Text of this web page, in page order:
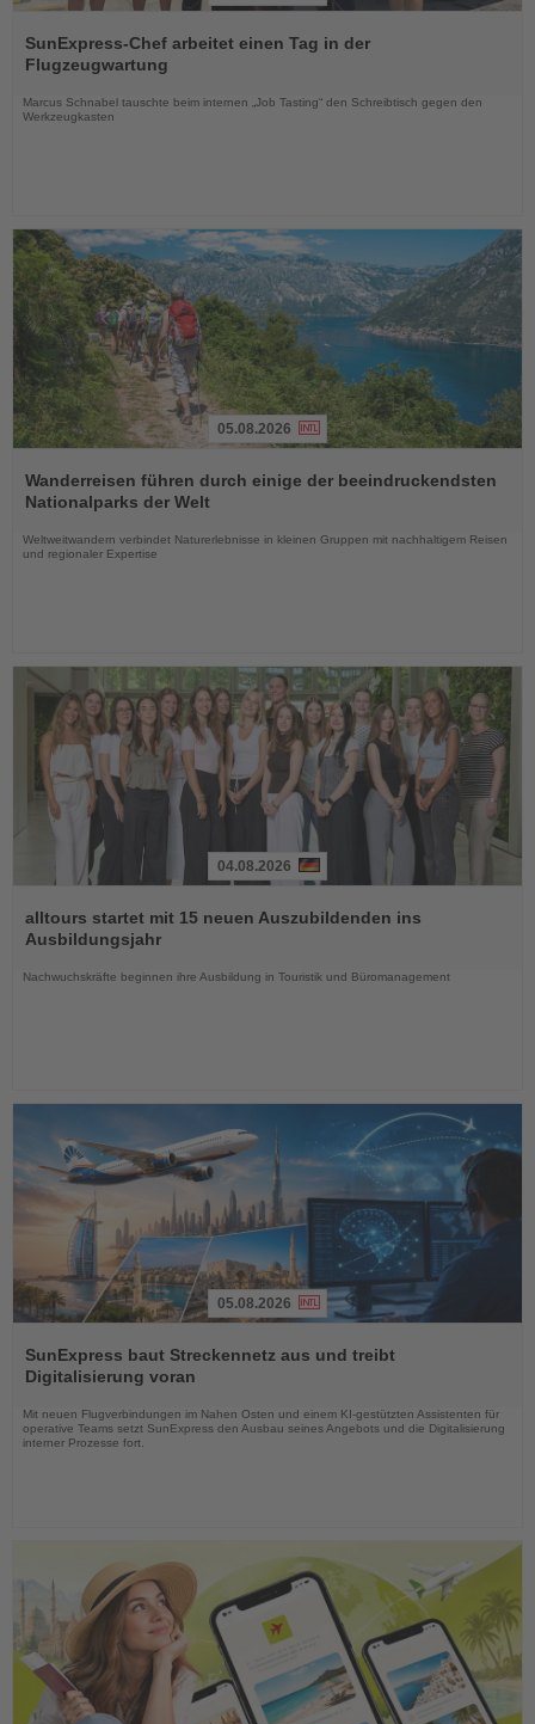
Sie
die
Nachrichten
SunExpress-Chef arbeitet einen Tag in der
Flugzeugwartung
Marcus Schnabel tauschte beim internen „Job Tasting“ den Schreibtisch gegen den
Werkzeugkasten
Sie
die
Nachrichten
05.08.2026
Wanderreisen führen durch einige der beeindruckendsten
Nationalparks der Welt
Weltweitwandern verbindet Naturerlebnisse in kleinen Gruppen mit nachhaltigem Reisen
und regionaler Expertise
Sie
die
04.08.2026
alltours startet mit 15 neuen Auszubildenden ins
Ausbildungsjahr
Nachwuchskräfte beginnen ihre Ausbildung in Touristik und Büromanagement
Sie
die
Nachrichten
05.08.2026
SunExpress baut Streckennetz aus und treibt
Digitalisierung voran
Mit neuen Flugverbindungen im Nahen Osten und einem KI-gestützten Assistenten für
operative Teams setzt SunExpress den Ausbau seines Angebots und die Digitalisierung
interner Prozesse fort.